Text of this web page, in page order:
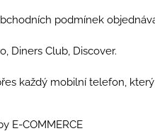
podmínek
Diners Club, Discover.
každý mobilní telefon,
E-COMMERCE